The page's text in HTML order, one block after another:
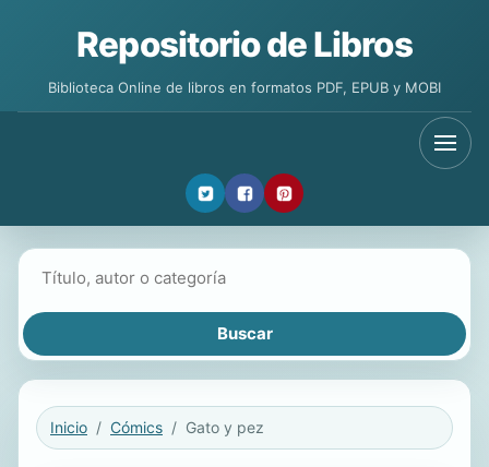
Repositorio de Libros
Biblioteca Online de libros en formatos PDF, EPUB y MOBI
Inicio Cómics Gato y pez